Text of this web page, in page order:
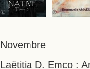
Novembre
Laëtitia D. Emco :